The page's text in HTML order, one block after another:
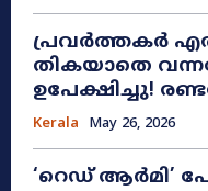
പ്രവർത്തകർ
തികയാതെ
ഉപേക്ഷിച്ചു!
Kerala May 26, 2026
​‘റെഡ് ആർമി’